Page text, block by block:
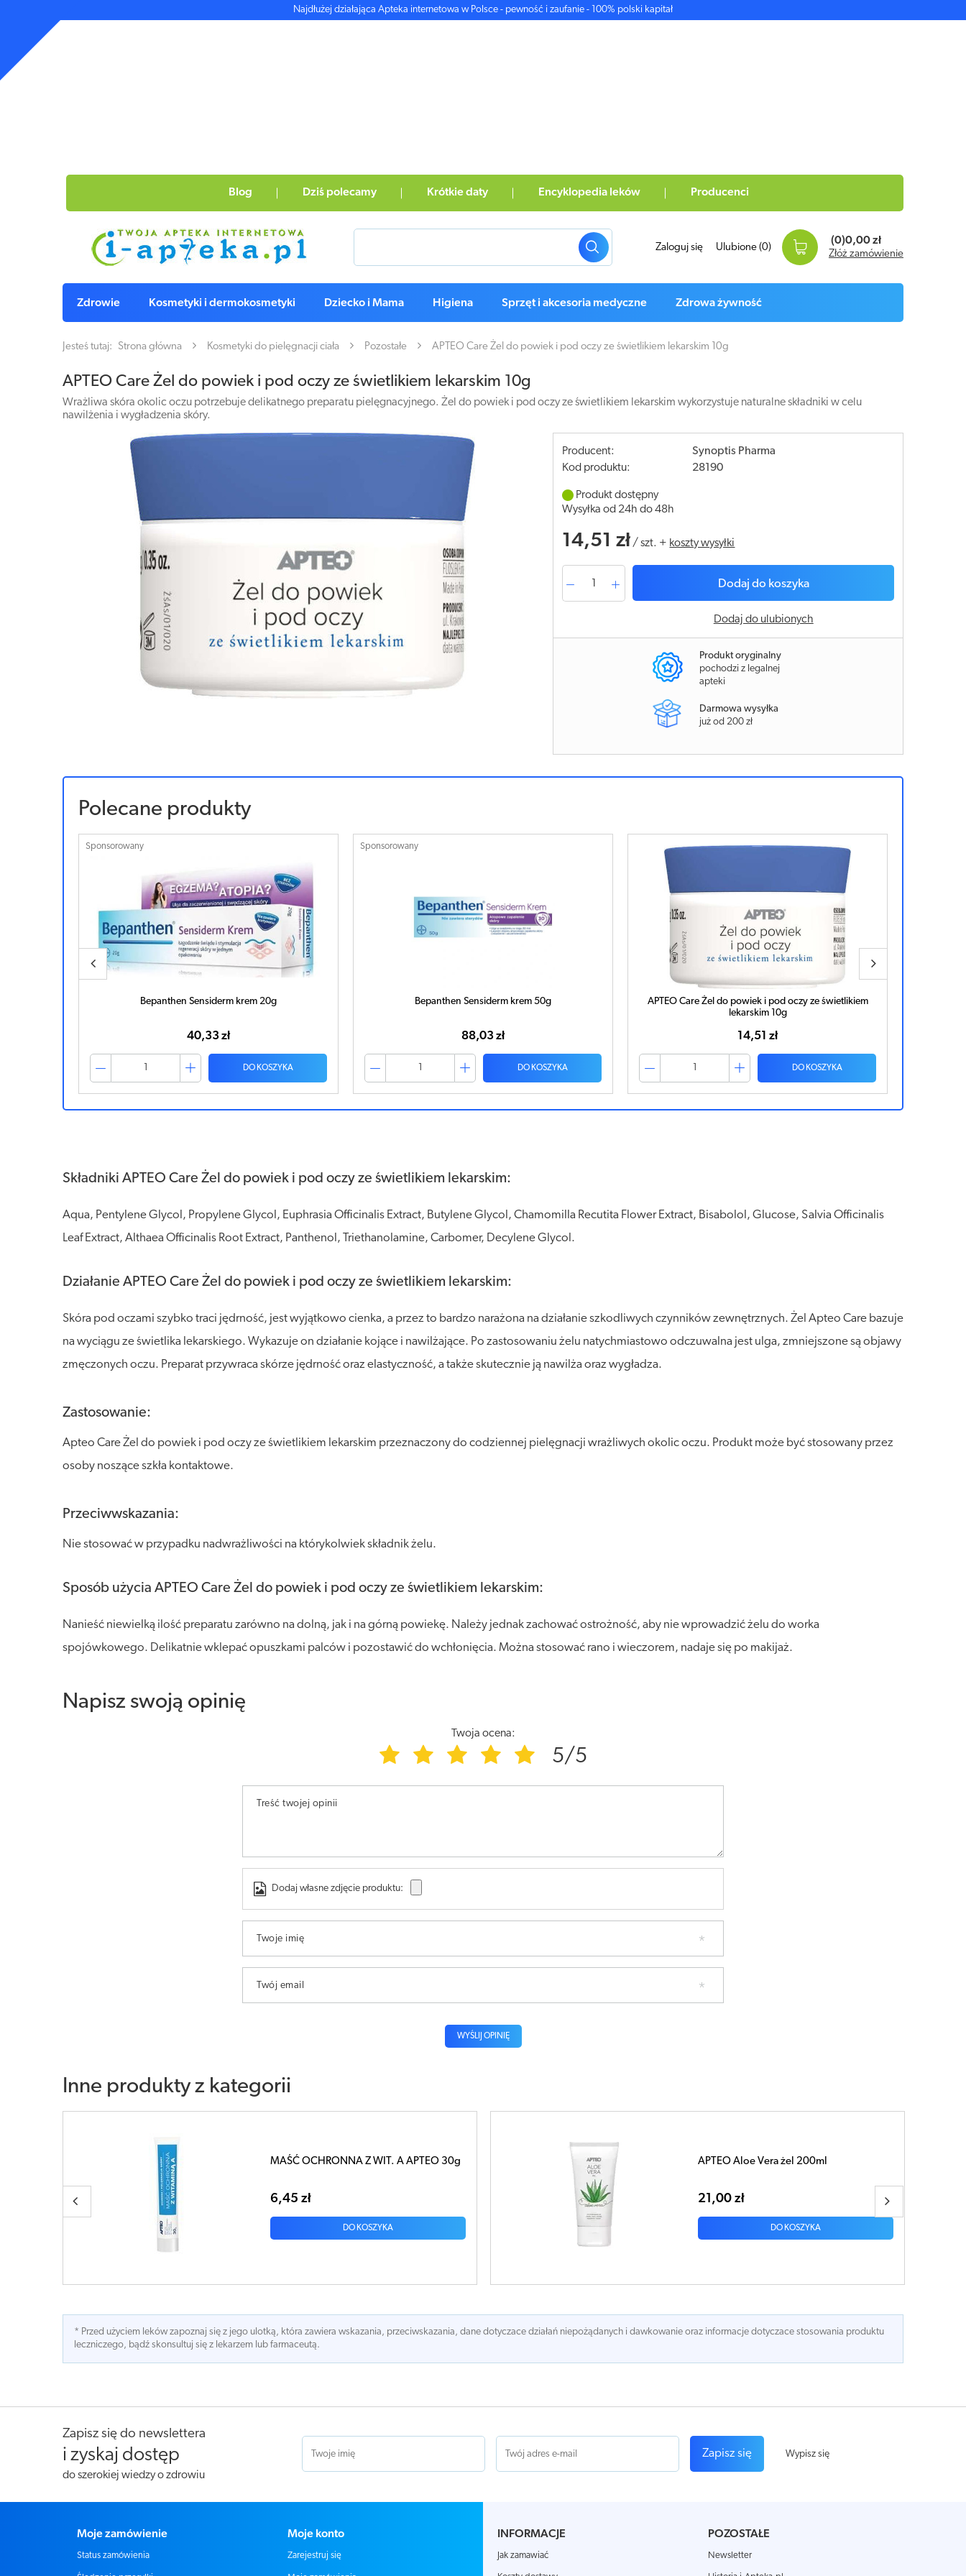
Najdłużej działająca Apteka internetowa w Polsce - pewność i zaufanie - 100% polski kapitał
Blog Dziś polecamy Krótkie daty Encyklopedia leków Producenci
Zaloguj się Ulubione (0)
(0)0,00 zł
Złóż zamówienie
Zdrowie Kosmetyki i dermokosmetyki Dziecko i Mama Higiena Sprzęt i akcesoria medyczne Zdrowa żywność
Jesteś tutaj: Strona główna Kosmetyki do pielęgnacji ciała Pozostałe APTEO Care Żel do powiek i pod oczy ze świetlikiem lekarskim 10g
APTEO Care Żel do powiek i pod oczy ze świetlikiem lekarskim 10g
Wrażliwa skóra okolic oczu potrzebuje delikatnego preparatu pielęgnacyjnego. Żel do powiek i pod oczy ze świetlikiem lekarskim wykorzystuje naturalne składniki w celu
nawilżenia i wygładzenia skóry.
Producent:
Synoptis Pharma
Kod produktu:
28190
Produkt dostępny
Wysyłka od 24h do 48h
14,51 zł /szt. + koszty wysyłki
Dodaj do koszyka
Dodaj do ulubionych
Produkt oryginalny
pochodzi z legalnej
apteki
Darmowa wysyłka
już od 200 zł
Polecane produkty
Sponsorowany
Bepanthen Sensiderm krem 20g
40,33 zł
DO KOSZYKA
Sponsorowany
Bepanthen Sensiderm krem 50g
88,03 zł
DO KOSZYKA
APTEO Care Żel do powiek i pod oczy ze świetlikiem
lekarskim 10g
14,51 zł
DO KOSZYKA
Składniki APTEO Care Żel do powiek i pod oczy ze świetlikiem lekarskim:
Aqua, Pentylene Glycol, Propylene Glycol, Euphrasia Officinalis Extract, Butylene Glycol, Chamomilla Recutita Flower Extract, Bisabolol, Glucose, Salvia Officinalis
Leaf Extract, Althaea Officinalis Root Extract, Panthenol, Triethanolamine, Carbomer, Decylene Glycol.
Działanie APTEO Care Żel do powiek i pod oczy ze świetlikiem lekarskim:
Skóra pod oczami szybko traci jędrność, jest wyjątkowo cienka, a przez to bardzo narażona na działanie szkodliwych czynników zewnętrznych. Żel Apteo Care bazuje
na wyciągu ze świetlika lekarskiego. Wykazuje on działanie kojące i nawilżające. Po zastosowaniu żelu natychmiastowo odczuwalna jest ulga, zmniejszone są objawy
zmęczonych oczu. Preparat przywraca skórze jędrność oraz elastyczność, a także skutecznie ją nawilża oraz wygładza.
Zastosowanie:
Apteo Care Żel do powiek i pod oczy ze świetlikiem lekarskim przeznaczony do codziennej pielęgnacji wrażliwych okolic oczu. Produkt może być stosowany przez
osoby noszące szkła kontaktowe.
Przeciwwskazania:
Nie stosować w przypadku nadwrażliwości na którykolwiek składnik żelu.
Sposób użycia APTEO Care Żel do powiek i pod oczy ze świetlikiem lekarskim:
Nanieść niewielką ilość preparatu zarówno na dolną, jak i na górną powiekę. Należy jednak zachować ostrożność, aby nie wprowadzić żelu do worka
spojówkowego. Delikatnie wklepać opuszkami palców i pozostawić do wchłonięcia. Można stosować rano i wieczorem, nadaje się po makijaż.
Napisz swoją opinię
Twoja ocena:
5/5
Treść twojej opinii
Dodaj własne zdjęcie produktu:
Twoje imię
Twój email
WYŚLIJ OPINIĘ
Inne produkty z kategorii
APTEO Aloe Vera żel 200ml
21,00 zł
DO KOSZYKA
APTEO Care Wazelina kosmetyczna biała z
4,73 zł
DO KOSZYKA
* Przed użyciem leków zapoznaj się z jego ulotką, która zawiera wskazania, przeciwskazania, dane dotyczace działań niepożądanych i dawkowanie oraz informacje dotyczace stosowania produktu
leczniczego, bądź skonsultuj się z lekarzem lub farmaceutą.
Zapisz się do newslettera
i zyskaj dostęp
do szerokiej wiedzy o zdrowiu
Zapisz się Wypisz się
Moje zamówienie
Status zamówienia
Moje konto
Zarejestruj się
INFORMACJE
Jak zamawiać
POZOSTAŁE
Newsletter